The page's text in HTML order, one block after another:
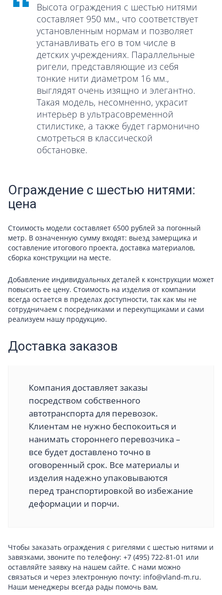
Высота ограждения с шестью нитями
составляет 950 мм., что соответствует
установленным нормам и позволяет
устанавливать его в том числе в
детских учреждениях. Параллельные
ригели, представляющие из себя
тонкие нити диаметром 16 мм.,
выглядят очень изящно и элегантно.
Такая модель, несомненно, украсит
интерьер в ультрасовременной
стилистике, а также будет гармонично
смотреться в классической
обстановке.
Ограждение с шестью нитями:
цена
Стоимость модели составляет 6500 рублей за погонный
метр. В означенную сумму входят: выезд замерщика и
составление итогового проекта, доставка материалов,
сборка конструкции на месте.
Добавление индивидуальных деталей к конструкции может
повысить ее цену. Стоимость на изделия от компании
всегда остается в пределах доступности, так как мы не
сотрудничаем с посредниками и перекупщиками и сами
реализуем нашу продукцию.
Доставка заказов
Компания доставляет заказы
посредством собственного
автотранспорта для перевозок.
Клиентам не нужно беспокоиться и
нанимать стороннего перевозчика –
все будет доставлено точно в
оговоренный срок. Все материалы и
изделия надежно упаковываются
перед транспортировкой во избежание
деформации и порчи.
Чтобы заказать ограждения с ригелями с шестью нитями и
завязками, звоните по телефону: +7 (495) 722-81-01 или
оставляйте заявку на нашем сайте. С нами можно
связаться и через электронную почту: info@vland-m.ru.
Наши менеджеры всегда рады помочь вам,